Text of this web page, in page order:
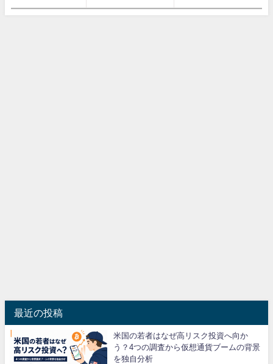
最近の投稿
米国の若者はなぜ高リスク投資へ向か
う？4つの調査から仮想通貨ブームの背景
を独自分析